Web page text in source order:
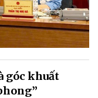
góc khuất